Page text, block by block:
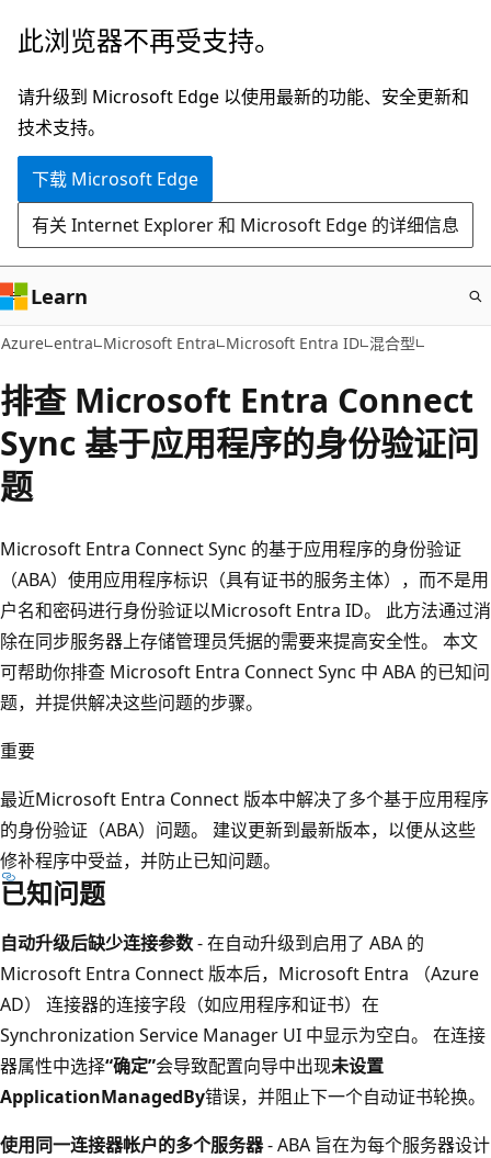
跳
主
要
内
此浏览器不再受支持。
请升级到 Microsoft Edge 以使用最新的功能、安全更新和
技术支持。
下载 Microsoft Edge
有关 Internet Explorer 和 Microsoft Edge 的详细信息
Learn
Azure entra Microsoft Entra Microsoft Entra ID 混合型
排查 Microsoft Entra Connect
Sync 基于应用程序的身份验证问
题
Microsoft Entra Connect Sync 的基于应用程序的身份验证
（ABA）使用应用程序标识（具有证书的服务主体），而不是用
户名和密码进行身份验证以Microsoft Entra ID。 此方法通过消
除在同步服务器上存储管理员凭据的需要来提高安全性。 本文
可帮助你排查 Microsoft Entra Connect Sync 中 ABA 的已知问
题，并提供解决这些问题的步骤。
重要
最近Microsoft Entra Connect 版本中解决了多个基于应用程序
的身份验证（ABA）问题。 建议更新到最新版本，以便从这些
修补程序中受益，并防止已知问题。
已知问题
自动升级后缺少连接参数- 在自动升级到启用了 ABA 的
Microsoft Entra Connect 版本后，Microsoft Entra （Azure
AD） 连接器的连接字段（如应用程序和证书）在
Synchronization Service Manager UI 中显示为空白。 在连接
器属性中选择“确定”会导致配置向导中出现未设置
ApplicationManagedBy错误，并阻止下一个自动证书轮换。
使用同一连接器帐户的多个服务器- ABA 旨在为每个服务器设计